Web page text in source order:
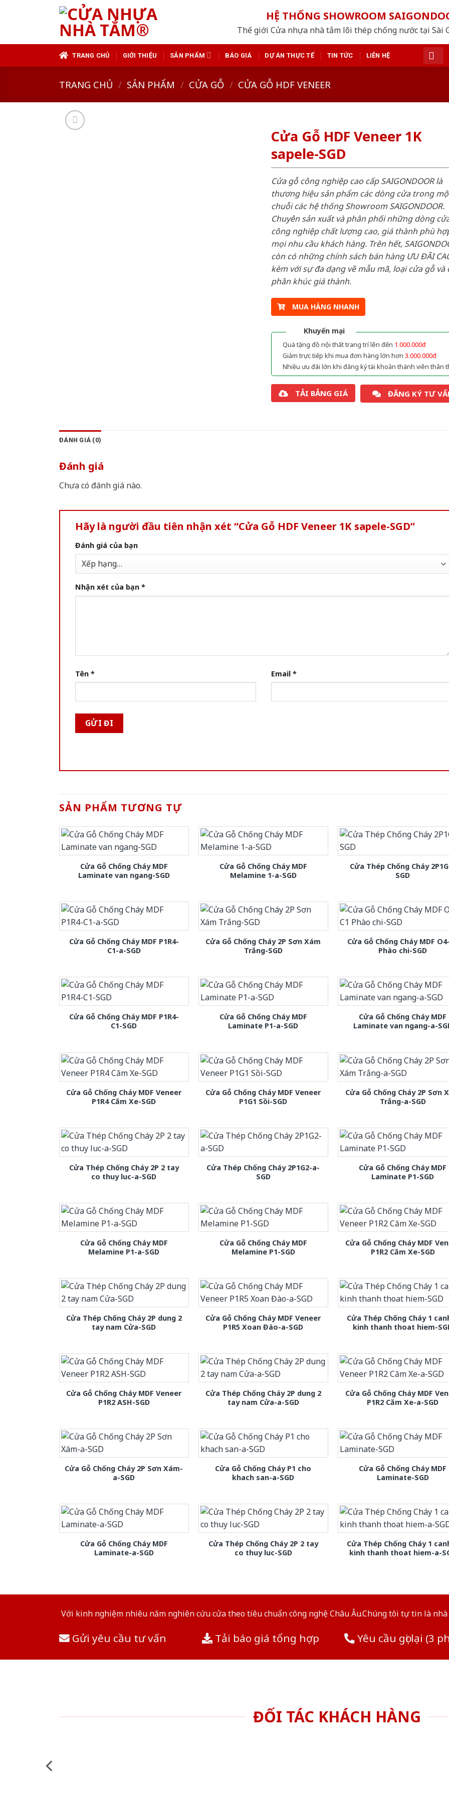
HỆ THỐNG SHOWROOM
Thế giới Cửa nhựa nhà tắm lõi thép chống nước tại Sài
TRANG CHỦ GIỚI THIỆU SẢN PHẨM BÁO GIÁ DỰ ÁN THỰC TẾ TIN TỨC LIÊN HỆ
TRANG CHỦ / SẢN PHẨM / CỬA GỖ / CỬA GỖ HDF VENEER
Cửa Gỗ HDF Veneer 1K
sapele-SGD
Cửa gỗ công nghiệp cao cấp SAIGONDOOR là
thương hiệu sản phẩm các dòng cửa trong
chuỗi các hệ thống Showroom SAIGONDOOR.
Chuyên sản xuất và phân phối những dòng
công nghiệp chất lượng cao, giá thành phù
mọi nhu cầu khách hàng. Trên hết,
còn có những chính sách bán hàng ƯU ĐÃI
kèm với sự đa dạng về mẫu mã, loại cửa gỗ và
phân khúc giá thành.
MUA HÀNG NHANH
Khuyến mại
Quà tặng đồ nội thất trang trí lên đến 1.000.000đ
Giảm trực tiếp khi mua đơn hàng lớn hơn 3.000.000đ
Nhiều ưu đãi lớn khi đăng ký tài khoản thành viên thân
TẢI BẢNG GIÁ ĐĂNG KÝ TƯ
ĐÁNH GIÁ (0)
Đánh giá
Chưa có đánh giá nào.
Hãy là người đầu tiên nhận xét “Cửa Gỗ HDF Veneer 1K sapele-SGD”
Đánh giá của bạn
Nhận xét của bạn *
Tên * Email *
SẢN PHẨM TƯƠNG TỰ
Cửa Gỗ Chống Cháy MDF
Laminate van ngang-SGD
Cửa Gỗ Chống Cháy MDF
Melamine 1-a-SGD
Cửa Thép Chống Cháy
SGD
Cửa Gỗ Chống Cháy MDF P1R4-
C1-a-SGD
Cửa Gỗ Chống Cháy 2P Sơn Xám
Trắng-SGD
Cửa Gỗ Chống Cháy MDF
Phào chi-SGD
Cửa Gỗ Chống Cháy MDF P1R4-
C1-SGD
Cửa Gỗ Chống Cháy MDF
Laminate P1-a-SGD
Cửa Gỗ Chống Cháy MDF
Laminate van ngang-a-
Cửa Gỗ Chống Cháy MDF Veneer
P1R4 Căm Xe-SGD
Cửa Gỗ Chống Cháy MDF Veneer
P1G1 Sồi-SGD
Cửa Gỗ Chống Cháy 2P Sơn
Trắng-a-SGD
Cửa Thép Chống Cháy 2P 2 tay
co thuy luc-a-SGD
Cửa Thép Chống Cháy 2P1G2-a-
SGD
Cửa Gỗ Chống Cháy MDF
Laminate P1-SGD
Cửa Gỗ Chống Cháy MDF
Melamine P1-a-SGD
Cửa Gỗ Chống Cháy MDF
Melamine P1-SGD
Cửa Gỗ Chống Cháy MDF
P1R2 Căm Xe-SGD
Cửa Thép Chống Cháy 2P dung 2
tay nam Cửa-SGD
Cửa Gỗ Chống Cháy MDF Veneer
P1R5 Xoan Đào-a-SGD
Cửa Thép Chống Cháy 1
kinh thanh thoat hiem-
Cửa Gỗ Chống Cháy MDF Veneer
P1R2 ASH-SGD
Cửa Thép Chống Cháy 2P dung 2
tay nam Cửa-a-SGD
Cửa Gỗ Chống Cháy MDF
P1R2 Căm Xe-a-SGD
Cửa Gỗ Chống Cháy 2P Sơn Xám-
a-SGD
Cửa Gỗ Chống Cháy P1 cho
khach san-a-SGD
Cửa Gỗ Chống Cháy MDF
Laminate-SGD
Cửa Gỗ Chống Cháy MDF
Laminate-a-SGD
Cửa Thép Chống Cháy 2P 2 tay
co thuy luc-SGD
Cửa Thép Chống Cháy 1
kinh thanh thoat hiem-a-
Với kinh nghiệm nhiêu năm nghiên cứu cửa theo tiêu chuẩn công nghệ Châu Âu.Chúng tôi tự tin là
Gửi yêu cầu tư vấn Tải báo giá tổng hợp Yêu cầu gọi lại (3
ĐỐI TÁC KHÁCH HÀNG